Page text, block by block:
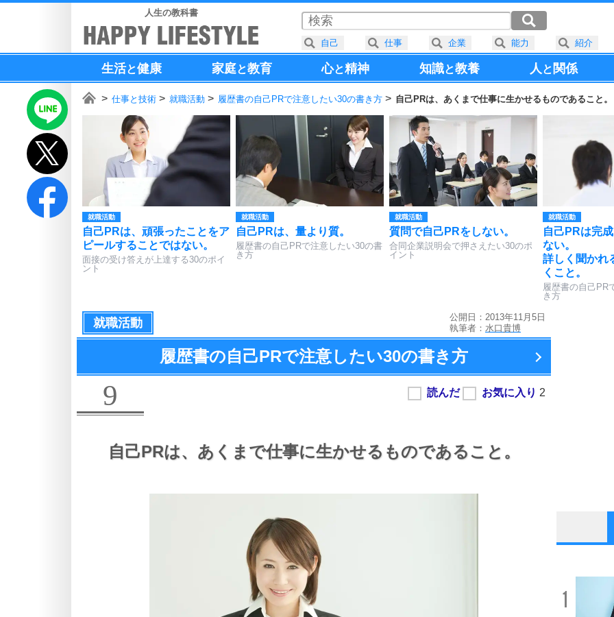
人生の教科書
生活と健康 家庭と教育 心と精神 知識と教養 人と 関係
仕事と技術 就職活動 履歴書の自己PRで注意したい30の書き方 自己PRは、あくまで仕事に生かせるものであること。
就職活動
自己PRは、頑張ったことをア
ピールすることではない。
面接の受け答えが上達する30のポイ
ント
就職活動
自己PRは、量より質。
履歴書の自己PRで注意したい30の書
き方
就職活動
質問で自己PRをしない。
合同企業説明会で押さえたい30のポ
イント
就職活動
自己PRは完
ない。
詳しく聞かれ
くこと。
履歴書の自己PR
き方
就職活動
公開日：2013年11月5日
執筆者： 水口貴博
履歴書の自己PRで注意したい30の書き方
9
自己PRは、 あくまで仕事に生かせるものであること。
1
自己 仕事 企業 能力 紹介